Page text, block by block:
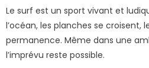
Le surf est un sport vivant et
l’océan, les planches se croisent,
permanence. Même dans une
l’imprévu reste possible.